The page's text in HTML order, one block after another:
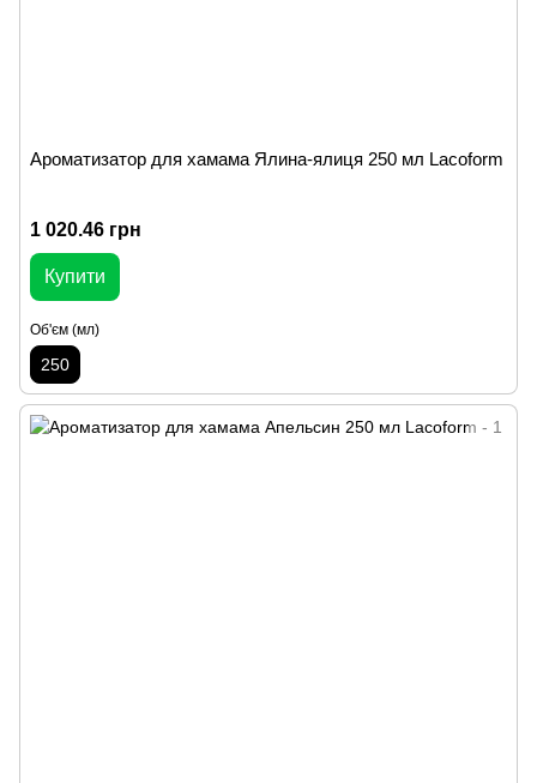
Ароматизатор для хамама Ялина-ялиця 250 мл Lacoform
1 020.46 грн
Купити
Об'єм (мл)
250